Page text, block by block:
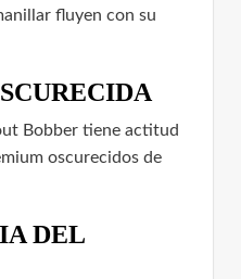
fluyen con su
Bobber tiene actitud
oscurecidos de
DEL